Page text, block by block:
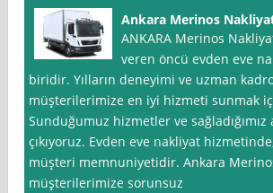
Ankara Merinos
ANKARA Merinos
veren öncü evden eve
biridir. Yılların deneyimi ve uzman
müşterilerimize en iyi hizmeti sunmak
Sunduğumuz hizmetler ve
çıkıyoruz. Evden eve nakliyat
müşteri memnuniyetidir. Ankara
müşterilerimize sorunsuz